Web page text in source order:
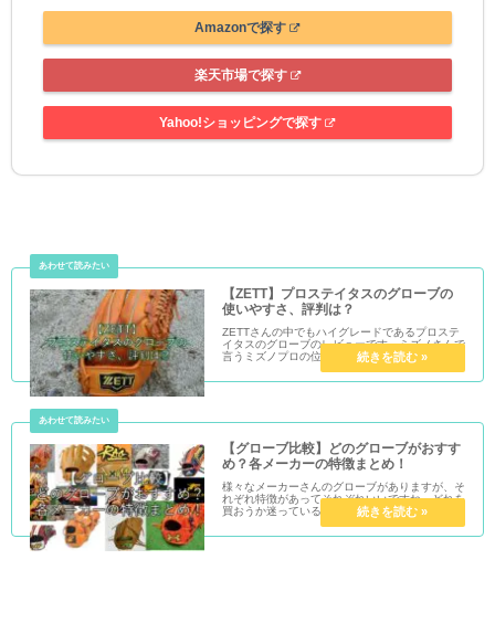
Amazonで探す
楽天市場で探す
Yahoo!ショッピングで探す
【ZETT】プロステイタスのグローブの
使いやすさ、評判は？
ZETTさんの中でもハイグレードであるプロステ
イタスのグローブのレビューです。ミズノさんで
言うミズノプロの位置にあるこの最高グレードの
プロステイタスですが、どのくらい良いグローブ
なんでしょうか？革質や、作り込み等も合わせて
【グローブ比較】どのグローブがおすす
め？各メーカーの特徴まとめ！
様々なメーカーさんのグローブがありますが、そ
れぞれ特徴があってそれぞれいいですね。どれを
買おうか迷っている人はぼくの個人的な意見では
ありますが、情報をまとめますので参考にしてい
ただけたらと思います。というわけでおすすめの